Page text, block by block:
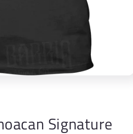
Signature